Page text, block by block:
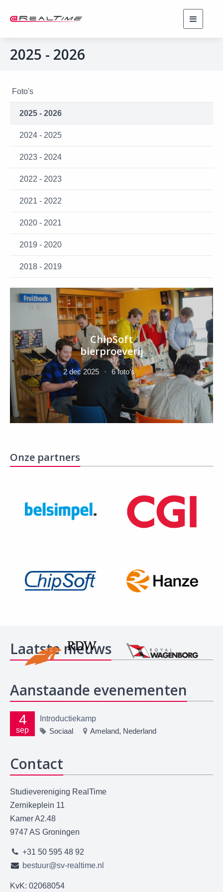
2025 - 2026
Foto's
2025 - 2026
2024 - 2025
2023 - 2024
2022 - 2023
2021 - 2022
2020 - 2021
2019 - 2020
2018 - 2019
ChipSoft
bierproeverij
2 dec 2025 6 foto’s
Onze partners
Laatste nieuws
Aanstaande evenementen
4
sep
Introductiekamp
Sociaal
Ameland, Nederland
Contact
Studievereniging RealTime
Zernikeplein 11
Kamer A2.48
9747 AS Groningen
+31 50 595 48 92
bestuur@sv-realtime.nl
KvK: 02068054